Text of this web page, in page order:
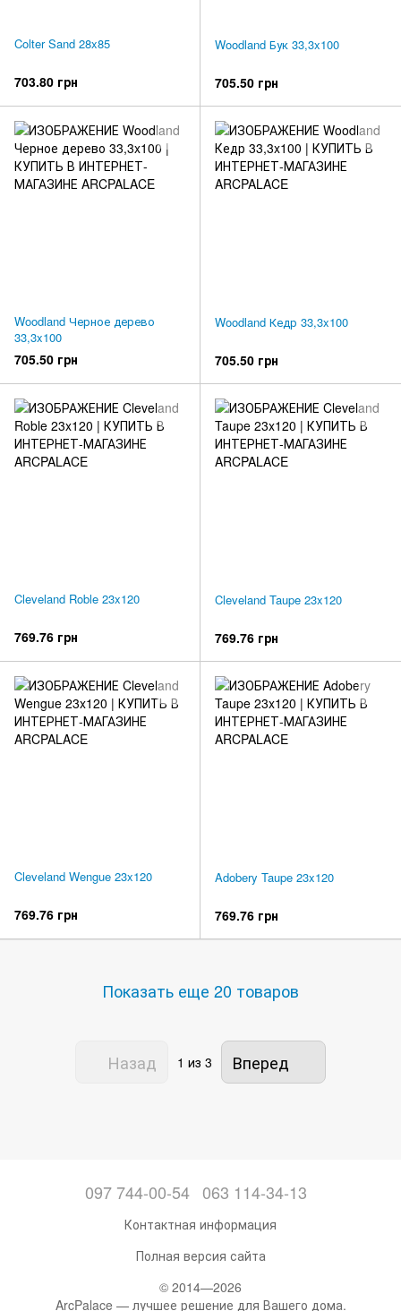
Colter Sand 28x85
703.80 грн
Woodland Бук 33,3x100
705.50 грн
Woodland Черное дерево
33,3x100
705.50 грн
Woodland Кедр 33,3x100
705.50 грн
Cleveland Roble 23x120
769.76 грн
Cleveland Taupe 23x120
769.76 грн
Cleveland Wengue 23x120
769.76 грн
Adobery Taupe 23x120
769.76 грн
Показать еще 20 товаров
Назад 1 из 3 Вперед
097 744-00-54 063 114-34-13
Контактная информация
Полная версия сайта
© 2014—2026
ArcPalace — лучшее решение для Вашего дома.